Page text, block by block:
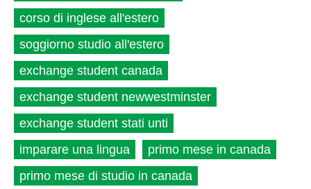
corso di inglese all'estero
soggiorno studio all'estero
exchange student canada
exchange student newwestminster
exchange student stati unti
imparare una lingua
primo mese in canada
primo mese di studio in canada